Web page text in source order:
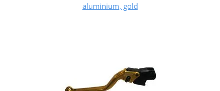
aluminium, gold